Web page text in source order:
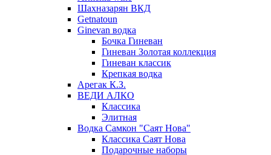
Шахназарян ВКД
Getnatoun
Ginevan водка
Бочка Гиневан
Гиневан Золотая коллекция
Гиневан классик
Крепкая водка
Арегак К.З.
ВЕДИ АЛКО
Классика
Элитная
Водка Самкон "Саят Нова"
Классика Саят Нова
Подарочные наборы